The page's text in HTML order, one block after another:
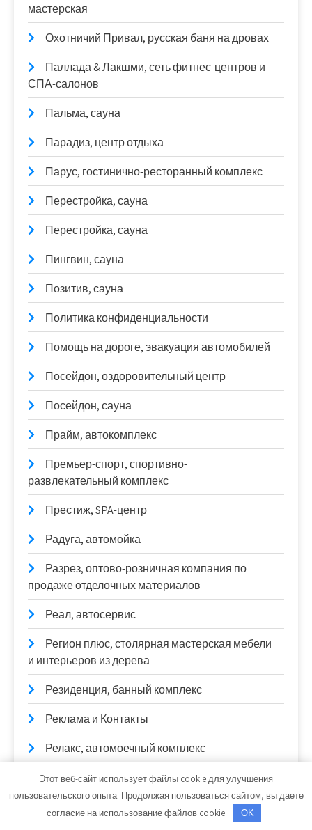
мастерская
Охотничий Привал, русская баня на дровах
Паллада & Лакшми, сеть фитнес-центров и
СПА-салонов
Пальма, сауна
Парадиз, центр отдыха
Парус, гостинично-ресторанный комплекс
Перестройка, сауна
Перестройка, сауна
Пингвин, сауна
Позитив, сауна
Политика конфиденциальности
Помощь на дороге, эвакуация автомобилей
Посейдон, оздоровительный центр
Посейдон, сауна
Прайм, автокомплекс
Премьер-спорт, спортивно-
развлекательный комплекс
Престиж, SPA-центр
Радуга, автомойка
Разрез, оптово-розничная компания по
продаже отделочных материалов
Реал, автосервис
Регион плюс, столярная мастерская мебели
и интерьеров из дерева
Резиденция, банный комплекс
Реклама и Контакты
Релакс, автомоечный комплекс
Релакс, сауна
Этот веб-сайт использует файлы cookie для улучшения
пользовательского опыта. Продолжая пользоваться сайтом, вы даете
согласие на использование файлов cookie.
OK